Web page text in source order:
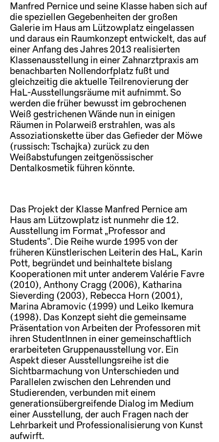
Manfred Pernice und seine Klasse haben sich auf
die speziellen Gegebenheiten der großen
Galerie im Haus am Lützowplatz eingelassen
und daraus ein Raumkonzept entwickelt, das auf
einer Anfang des Jahres 2013 realisierten
Klassenausstellung in einer Zahnarztpraxis am
benachbarten Nollendorfplatz fußt und
gleichzeitig die aktuelle Teilrenovierung der
HaL-Ausstellungsräume mit aufnimmt. So
werden die früher bewusst im gebrochenen
Weiß gestrichenen Wände nun in einigen
Räumen in Polarweiß erstrahlen, was als
Assoziationskette über das Gefieder der Möwe
(russisch: Tschajka) zurück zu den
Weißabstufungen zeitgenössischer
Dentalkosmetik führen könnte.
Das Projekt der Klasse Manfred Pernice am
Haus am Lützowplatz ist nunmehr die 12.
Ausstellung im Format „Professor and
Students“. Die Reihe wurde 1995 von der
früheren Künstlerischen Leiterin des HaL, Karin
Pott, begründet und beinhaltete bislang
Kooperationen mit unter anderem Valérie Favre
(2010), Anthony Cragg (2006), Katharina
Sieverding (2003), Rebecca Horn (2001),
Marina Abramovic (1999) und Leiko Ikemura
(1998). Das Konzept sieht die gemeinsame
Präsentation von Arbeiten der Professoren mit
ihren StudentInnen in einer gemeinschaftlich
erarbeiteten Gruppenausstellung vor. Ein
Aspekt dieser Ausstellungsreihe ist die
Sichtbarmachung von Unterschieden und
Parallelen zwischen den Lehrenden und
Studierenden, verbunden mit einem
generationsübergreifende Dialog im Medium
einer Ausstellung, der auch Fragen nach der
Lehrbarkeit und Professionalisierung von Kunst
aufwirft.